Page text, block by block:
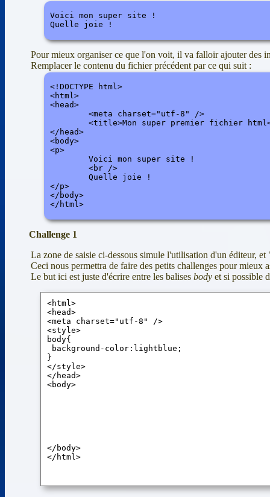
Voici mon super site !
Quelle joie !
Pour mieux organiser ce que l'on voit, il va falloir ajouter des
Remplacer le contenu du fichier précédent par ce qui suit :
<!DOCTYPE html>
<html>
<head>
</head>
<body>
<p>
</p>
</body>
</html>
Challenge 1
La zone de saisie ci-dessous simule l'utilisation d'un éditeur,
Ceci nous permettra de faire des petits challenges pour mieux
Le but ici est juste d'écrire entre les balises body et si possible